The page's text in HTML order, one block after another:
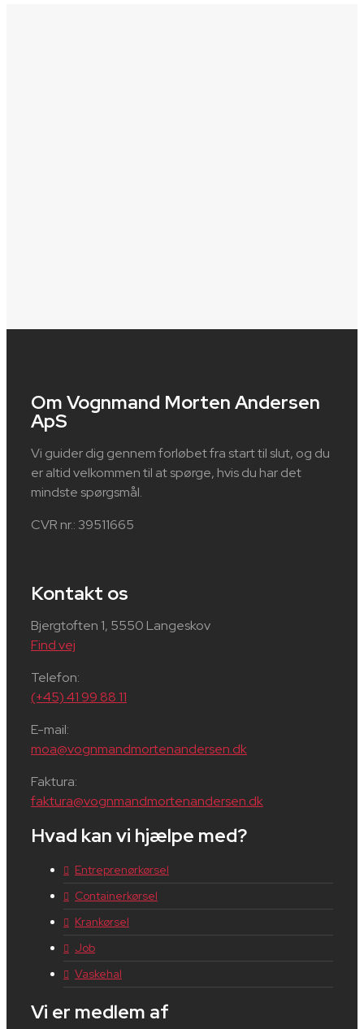
Om Vognmand Morten Andersen
ApS
Vi guider dig gennem forløbet fra start til slut, og du
er altid velkommen til at spørge, hvis du har det
mindste spørgsmål.
CVR nr.: 39511665
Kontakt os
Bjergtoften 1, 5550 Langeskov
Find vej
Telefon:
(+45) 41 99 88 11
E-mail:
moa@vognmandmortenandersen.dk
Faktura:
faktura@vognmandmortenandersen.dk
Hvad kan vi hjælpe med?
Entreprenørkørsel
Containerkørsel
Krankørsel
Job
Vaskehal
Vi er medlem af